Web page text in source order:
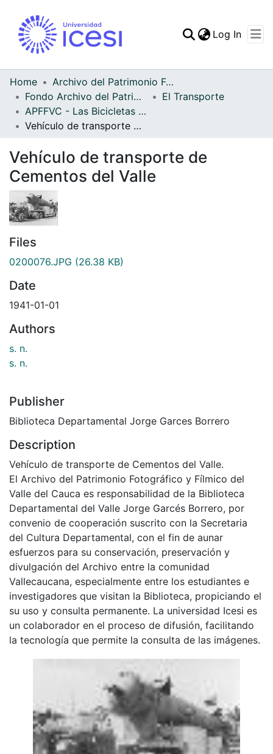
Statistics
Log In
Home
Archivo del Patrimonio Fotográfico y Fílmico del Valle del Cauca
Fondo Archivo del Patrimonio Fotográfico y Fílmico del Valle del Cauca
El Transporte
APFFVC - Las Bicicletas y Ca - Patrimonial
Vehículo de transporte de Cementos del Valle
Vehículo de transporte de
Cementos del Valle
Files
0200076.JPG (26.38 KB)
Date
1941-01-01
Authors
s. n.
s. n.
Publisher
Biblioteca Departamental Jorge Garces Borrero
Description
Vehículo de transporte de Cementos del Valle.
El Archivo del Patrimonio Fotográfico y Fílmico del
Valle del Cauca es responsabilidad de la Biblioteca
Departamental del Valle Jorge Garcés Borrero, por
convenio de cooperación suscrito con la Secretaria
del Cultura Departamental, con el fin de aunar
esfuerzos para su conservación, preservación y
divulgación del Archivo entre la comunidad
Vallecaucana, especialmente entre los estudiantes e
investigadores que visitan la Biblioteca, propiciando el
su uso y consulta permanente. La universidad Icesi es
un colaborador en el proceso de difusión, facilitando
la tecnología que permite la consulta de las imágenes.